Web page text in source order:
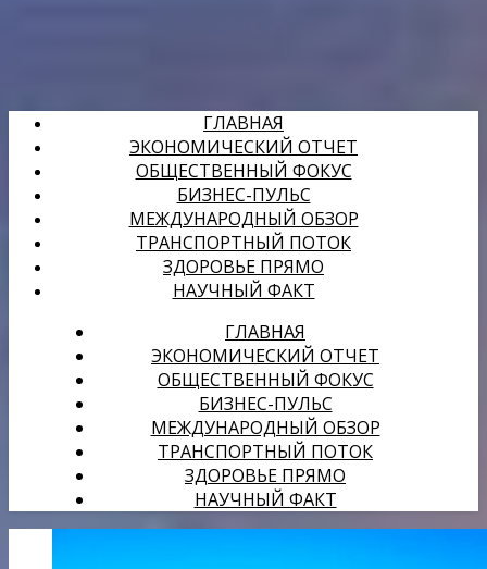
ГЛАВНАЯ
ЭКОНОМИЧЕСКИЙ ОТЧЕТ
ОБЩЕСТВЕННЫЙ ФОКУС
БИЗНЕС-ПУЛЬС
МЕЖДУНАРОДНЫЙ ОБЗОР
ТРАНСПОРТНЫЙ ПОТОК
ЗДОРОВЬЕ ПРЯМО
НАУЧНЫЙ ФАКТ
ГЛАВНАЯ
ЭКОНОМИЧЕСКИЙ ОТЧЕТ
ОБЩЕСТВЕННЫЙ ФОКУС
БИЗНЕС-ПУЛЬС
МЕЖДУНАРОДНЫЙ ОБЗОР
ТРАНСПОРТНЫЙ ПОТОК
ЗДОРОВЬЕ ПРЯМО
НАУЧНЫЙ ФАКТ